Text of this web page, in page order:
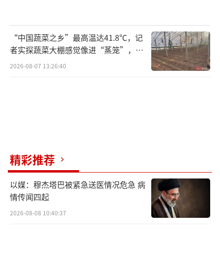
强劲的创新动能，成为吸引外资深耕中国
的核心驱动力。美敦力全球高级副总裁及大中
华区总裁顾宇韶与《国际锐评》交流说，中国
“中国蔬菜之乡”最高温达41.8℃，记
者实探蔬菜大棚感觉像进“蒸笼”，有
村民称只能凌晨两点起来干活
2026-08-07 13:26:40
精彩推荐
以媒：穆杰塔巴被紧急送医情况危急 病
情传闻四起
2026-08-08 10:40:37